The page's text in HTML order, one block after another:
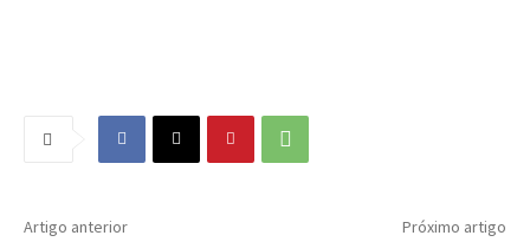
Artigo anterior Próximo artigo